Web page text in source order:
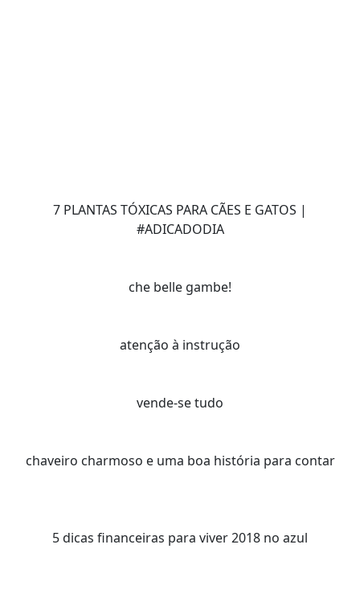
7 PLANTAS TÓXICAS PARA CÃES E GATOS |
#ADICADODIA
che belle gambe!
atenção à instrução
vende-se tudo
chaveiro charmoso e uma boa história para contar
5 dicas financeiras para viver 2018 no azul